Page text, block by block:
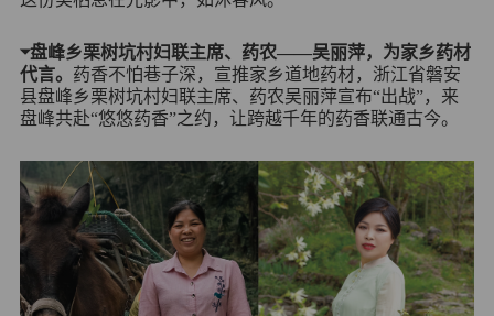
⏷盘峰乡栗树坑村妇联主席、药农——吴丽萍，为家乡药材
代言。 药香不怕巷子深，宣推家乡道地药材，浙江省磐安
县盘峰乡栗树坑村妇联主席、药农吴丽萍宣布“出战”，来
盘峰共赴“悠悠药香”之约，让跨越千年的药香联通古今。